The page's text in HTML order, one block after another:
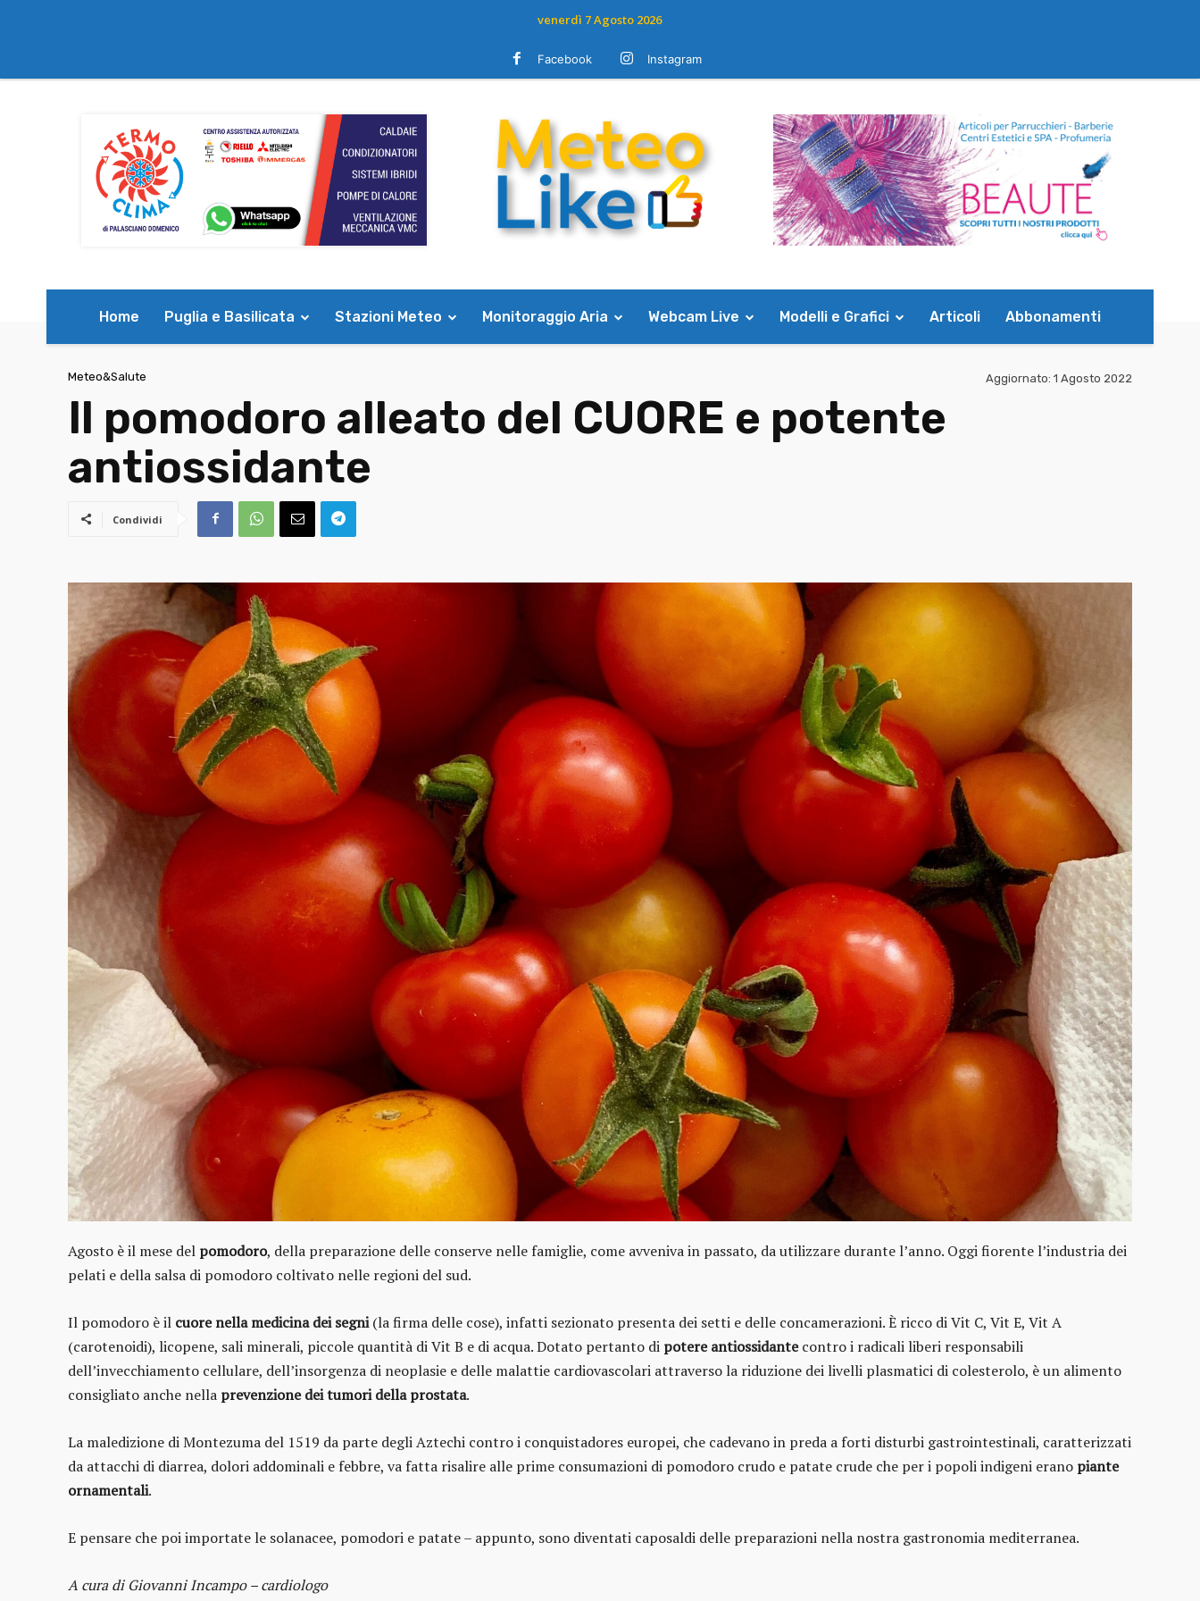
venerdì 7 Agosto 2026
Facebook Instagram
Home Puglia e Basilicata Stazioni Meteo Monitoraggio Aria Webcam Live Modelli e Grafici Articoli Abbonamenti
Meteo&Salute Aggiornato: 1 Agosto 2022
Il pomodoro alleato del CUORE e potente
antiossidante
Condividi
Agosto è il mese del pomodoro, della preparazione delle conserve nelle famiglie, come avveniva in passato, da utilizzare durante l’anno. Oggi fiorente l’industria dei
pelati e della salsa di pomodoro coltivato nelle regioni del sud.
Il pomodoro è il cuore nella medicina dei segni(la firma delle cose), infatti sezionato presenta dei setti e delle concamerazioni. È ricco di Vit C, Vit E, Vit A
(carotenoidi), licopene, sali minerali, piccole quantità di Vit B e di acqua. Dotato pertanto di potere antiossidantecontro i radicali liberi responsabili
dell’invecchiamento cellulare, dell’insorgenza di neoplasie e delle malattie cardiovascolari attraverso la riduzione dei livelli plasmatici di colesterolo, è un alimento
consigliato anche nella prevenzione dei tumori della prostata.
La maledizione di Montezuma del 1519 da parte degli Aztechi contro i conquistadores europei, che cadevano in preda a forti disturbi gastrointestinali, caratterizzati
da attacchi di diarrea, dolori addominali e febbre, va fatta risalire alle prime consumazioni di pomodoro crudo e patate crude che per i popoli indigeni erano piante
ornamentali.
E pensare che poi importate le solanacee, pomodori e patate – appunto, sono diventati caposaldi delle preparazioni nella nostra gastronomia mediterranea.
A cura di Giovanni Incampo – cardiologo